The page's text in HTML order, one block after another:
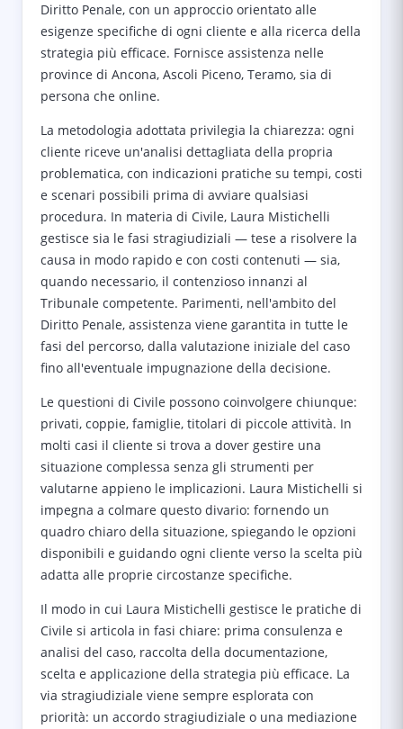
Diritto Penale, con un approccio orientato alle
esigenze specifiche di ogni cliente e alla ricerca della
strategia più efficace. Fornisce assistenza nelle
province di Ancona, Ascoli Piceno, Teramo, sia di
persona che online.
La metodologia adottata privilegia la chiarezza: ogni
cliente riceve un'analisi dettagliata della propria
problematica, con indicazioni pratiche su tempi, costi
e scenari possibili prima di avviare qualsiasi
procedura. In materia di Civile, Laura Mistichelli
gestisce sia le fasi stragiudiziali — tese a risolvere la
causa in modo rapido e con costi contenuti — sia,
quando necessario, il contenzioso innanzi al
Tribunale competente. Parimenti, nell'ambito del
Diritto Penale, assistenza viene garantita in tutte le
fasi del percorso, dalla valutazione iniziale del caso
fino all'eventuale impugnazione della decisione.
Le questioni di Civile possono coinvolgere chiunque:
privati, coppie, famiglie, titolari di piccole attività. In
molti casi il cliente si trova a dover gestire una
situazione complessa senza gli strumenti per
valutarne appieno le implicazioni. Laura Mistichelli si
impegna a colmare questo divario: fornendo un
quadro chiaro della situazione, spiegando le opzioni
disponibili e guidando ogni cliente verso la scelta più
adatta alle proprie circostanze specifiche.
Il modo in cui Laura Mistichelli gestisce le pratiche di
Civile si articola in fasi chiare: prima consulenza e
analisi del caso, raccolta della documentazione,
scelta e applicazione della strategia più efficace. La
via stragiudiziale viene sempre esplorata con
priorità: un accordo stragiudiziale o una mediazione